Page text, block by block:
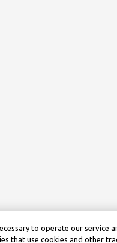
to operate our service
that use cookies and other